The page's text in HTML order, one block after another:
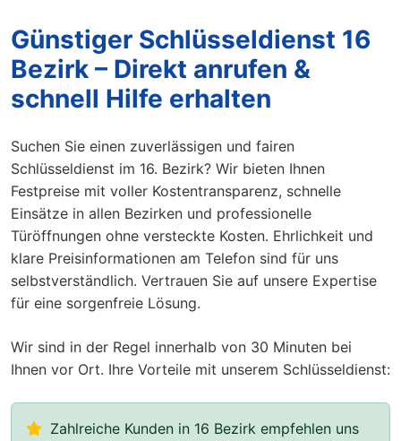
Günstiger Schlüsseldienst 16
Bezirk – Direkt anrufen &
schnell Hilfe erhalten
Suchen Sie einen zuverlässigen und fairen
Schlüsseldienst im 16. Bezirk? Wir bieten Ihnen
Festpreise mit voller Kostentransparenz, schnelle
Einsätze in allen Bezirken und professionelle
Türöffnungen ohne versteckte Kosten. Ehrlichkeit und
klare Preisinformationen am Telefon sind für uns
selbstverständlich. Vertrauen Sie auf unsere Expertise
für eine sorgenfreie Lösung.
Wir sind in der Regel innerhalb von 30 Minuten bei
Ihnen vor Ort. Ihre Vorteile mit unserem Schlüsseldienst:
Zahlreiche Kunden in 16 Bezirk empfehlen uns